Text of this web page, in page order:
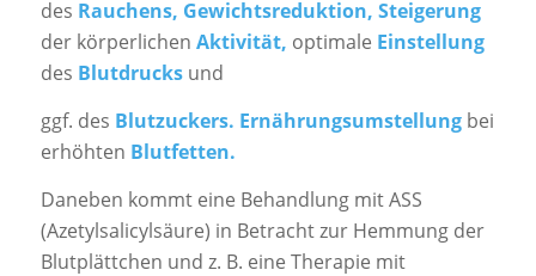
des Rauchens, Gewichtsreduktion, Steigerung
der körperlichen Aktivität, optimale Einstellung
des Blutdrucksund
ggf. des Blutzuckers. Ernährungsumstellungbei
erhöhten Blutfetten.
Daneben kommt eine Behandlung mit ASS
(Azetylsalicylsäure) in Betracht zur Hemmung der
Blutplättchen und z. B. eine Therapie mit